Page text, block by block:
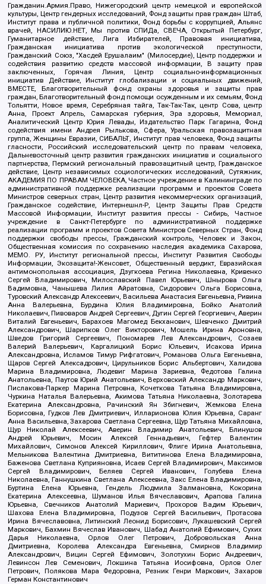
Гражданин.Армия.Право, Нижегородский центр немецкой и европейской
культуры, Центр гендерных исследований, Фонд защиты прав граждан Штаб,
Институт права и публичной политики, Фонд борьбы с коррупцией, Альянс
врачей, НАСИЛИЮ.НЕТ, Мы против СПИДа, СВЕЧА, Открытый Петербург,
Гуманитарное действие, Лига Избирателей, Правовая инициатива,
Гражданская инициатива против экологической преступности,
Гражданский Союз, "Хасдей Ерушалаим" (Милосердие), Центр поддержки и
содействия развитию средств массовой информации, В защиту прав
заключенных, Горячая Линия, Центр социально-информационных
инициатив Действие, Институт глобализации и социальных движений,
ВМЕСТЕ, Благотворительный фонд охраны здоровья и защиты прав
граждан, Благотворительный фонд помощи осужденным и их семьям, Фонд
Тольятти, Новое время, Серебряная тайга, Так-Так-Так, центр Сова, центр
Анна, Проект Апрель, Самарская губерния, Эра здоровья, Мемориал,
Аналитический Центр Юрия Левады, Издательство Парк Гагарина, Фонд
содействия имени Андрея Рылькова, Сфера, Уральская правозащитная
группа, Женщины Евразии, СИБАЛЬТ, Институт прав человека, Фонд защиты
гласности, Российский исследовательский центр по правам человека,
Дальневосточный центр развития гражданских инициатив и социального
партнерства, Пермский региональный правозащитный центр, Гражданское
действие, Центр независимых социологических исследований, Сутяжник,
АКАДЕМИЯ ПО ПРАВАМ ЧЕЛОВЕКА, Частное учреждение в Калининграде по
административной поддержке реализации программ и проектов Совета
Министров северных стран, Центр развития некоммерческих организаций,
Гражданское содействие, Интернешнл-Р, Центр Защиты Прав Средств
Массовой Информации, Институт развития прессы - Сибирь, Частное
учреждение в Санкт-Петербурге по административной поддержке
реализации программ и проектов Совета Министров Северных Стран, Фонд
поддержки свободы прессы, Гражданский контроль, Человек и Закон,
Общественная комиссия по сохранению наследия академика Сахарова,
МЕМО. РУ, Институт региональной прессы, Институт Развития Свободы
Информации, Экозащита!-Женсовет, Общественный вердикт, Евразийская
антимонопольная ассоциация, Дзугкоева Регина Николаевна, Кривенко
Сергей Владимирович, Милославский Павел Юрьевич, Шнырова Ольга
Вадимовна, Чанышева Лилия Айратовна, Сидорович Ольга Борисовна,
Туровский Александр Алексеевич, Васильева Анастасия Евгеньевна, Ривина
Анна Валерьевна, Бурдина Юлия Владимировна, Бойко Анатолий
Николаевич, Пивоваров Андрей Сергеевич, Дугин Сергей Георгиевич, Аверин
Виталий Евгеньевич, Барахоев Магомед Бекханович, Шевченко Дмитрий
Александрович, Шарипков Олег Викторович, Мошель Ирина Ароновна,
Шведов Григорий Сергеевич, Пономарев Лев Александрович, Созаев
Валерий Валерьевич, Каргалицкий Борис Юльевич, Исакова Ирина
Александровна, Исламов Тимур Рифгатович, Романова Ольга Евгеньевна,
Щаров Сергей Алексадрович, Цирульников Борис Альбертович, Халидова
Марина Владимировна, Людевиг Марина Зариевна, Федотова Галина
Анатольевна, Паутов Юрий Анатольевич, Верховский Александр Маркович,
Пислакова-Паркер Марина Петровна, Кочеткова Татьяна Владимировна,
Чуркина Наталья Валерьевна, Акимова Татьяна Николаевна, Золотарева
Екатерина Александровна, Рачинский Ян Збигневич, Жемкова Елена
Борисовна, Гудков Лев Дмитриевич, Илларионова Юлия Юрьевна, Саранг
Анна Васильевна, Захарова Светлана Сергеевна, Щур Татьяна Михайловна,
Щур Николай Алексеевич, Аверин Владимир Анатольевич, Блинушов
Андрей Юрьевич, Мосин Алексей Геннадьевич, Гефтер Валентин
Михайлович, Симонов Алексей Кириллович, Флиге Ирина Анатольевна,
Мельникова Валентина Дмитриевна, Вититинова Елена Владимировна,
Баженова Светлана Куприяновна, Исаев Сергей Владимирович, Максимов
Сергей Владимирович, Беляев Сергей Иванович, Голубева Елена
Николаевна, Ганнушкина Светлана Алексеевна, Закс Елена Владимировна,
Буртина Елена Юрьевна, Гендель Людмила Залмановна, Кокорина
Екатерина Алексеевна, Шуманов Илья Вячеславович, Арапова Галина
Юрьевна, Свечников Анатолий Мариевич, Прохоров Вадим Юрьевич,
Шахова Елена Владимировна, Подузов Сергей Васильевич, Протасова
Ирина Вячеславовна, Литинский Леонид Борисович, Лукашевский Сергей
Маркович, Бахмин Вячеслав Иванович, Шабад Анатолий Ефимович, Сухих
Дарья Николаевна, Орлов Олег Петрович, Добровольская Анна
Дмитриевна, Королева Александра Евгеньевна, Смирнов Владимир
Александрович, Вицин Сергей Ефимович, Золотухин Борис Андреевич,
Левинсон Лев Семенович, Локшина Татьяна Иосифовна, Орлов Олег
Петрович, Полякова Мара Федоровна, Резник Генри Маркович, Захаров
Герман Константинович